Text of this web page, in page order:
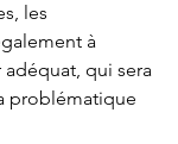
les
à
qui sera
problématique